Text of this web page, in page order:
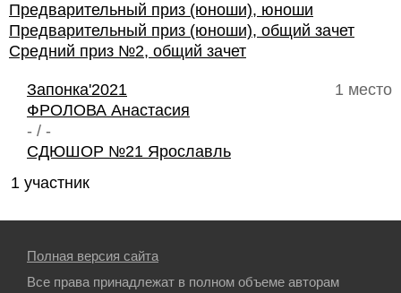
Предварительный приз (юноши), юноши
Предварительный приз (юноши), общий зачет
Средний приз №2, общий зачет
1 место
Запонка'2021
ФРОЛОВА Анастасия
- / -
СДЮШОР №21 Ярославль
1 участник
Полная версия сайта
Все права принадлежат в полном объеме авторам